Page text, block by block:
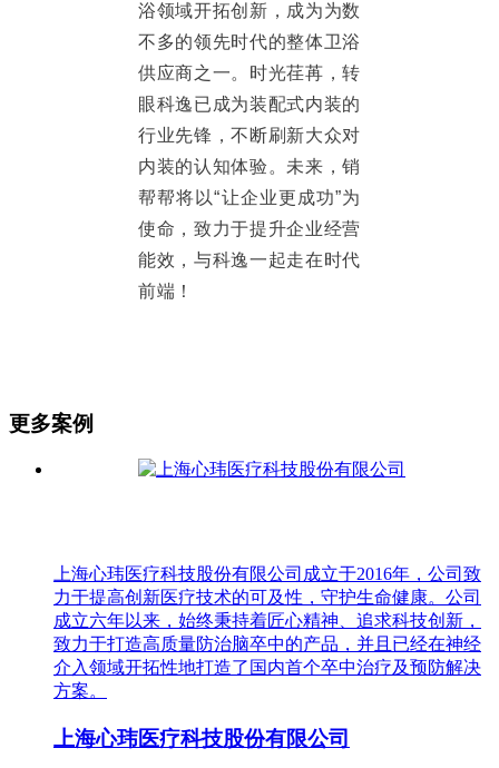
浴领域开拓创新，成为为数
不多的领先时代的整体卫浴
供应商之一。时光荏苒，转
眼科逸已成为装配式内装的
行业先锋，不断刷新大众对
内装的认知体验。未来，销
帮帮将以“让企业更成功”为
使命，致力于提升企业经营
能效，与科逸一起走在时代
前端！
更多案例
上海心玮医疗科技股份有限公司成立于2016年，公司致
力于提高创新医疗技术的可及性，守护生命健康。公司
成立六年以来，始终秉持着匠心精神、追求科技创新，
致力于打造高质量防治脑卒中的产品，并且已经在神经
介入领域开拓性地打造了国内首个卒中治疗及预防解决
方案。
上海心玮医疗科技股份有限公司